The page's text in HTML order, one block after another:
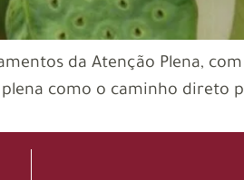
da Atenção Plena,
como o caminho direto